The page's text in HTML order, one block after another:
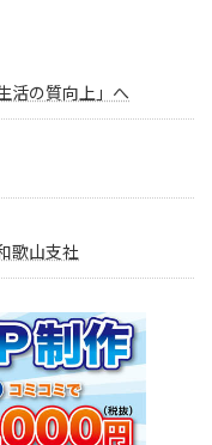
活の質向上」へ
歌山支社